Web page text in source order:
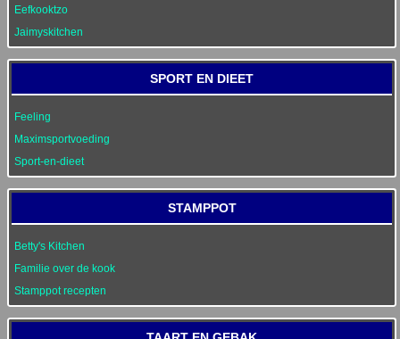
Eefkooktzo
Jaimyskitchen
SPORT EN DIEET
Feeling
Maximsportvoeding
Sport-en-dieet
STAMPPOT
Betty's Kitchen
Familie over de kook
Stamppot recepten